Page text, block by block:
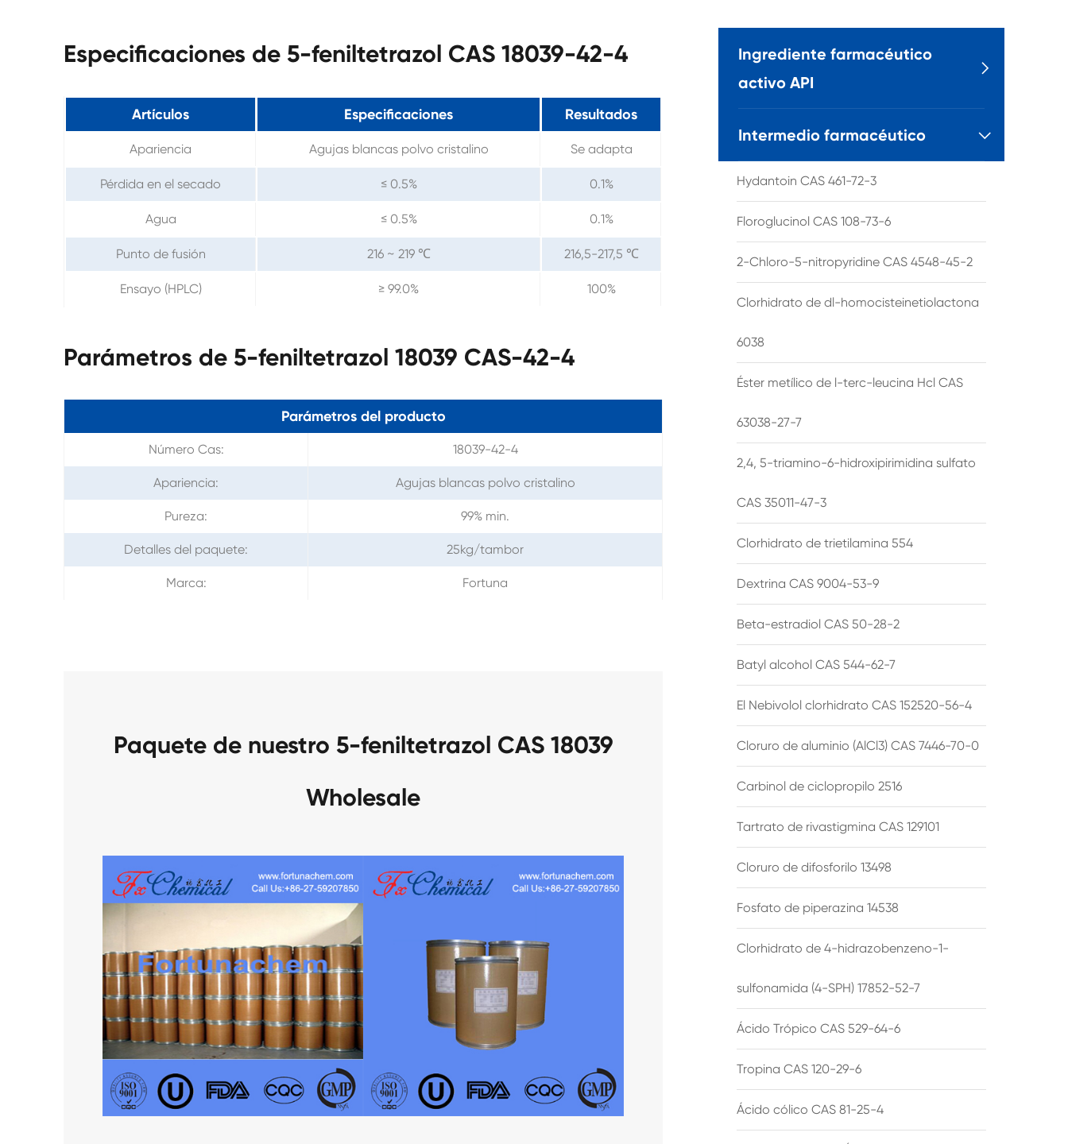
Especificaciones de 5-feniltetrazol CAS 18039-42-4
Artículos Especificaciones Resultados
Apariencia Agujas blancas polvo cristalino Se adapta
Pérdida en el secado ≤ 0.5% 0.1%
Agua ≤ 0.5% 0.1%
Punto de fusión 216 ~ 219 ℃ 216,5-217,5 ℃
Ensayo (HPLC) ≥ 99.0% 100%
Parámetros de 5-feniltetrazol 18039 CAS-42-4
Parámetros del producto
Número Cas: 18039-42-4
Apariencia: Agujas blancas polvo cristalino
Pureza: 99% min.
Detalles del paquete: 25kg/tambor
Marca: Fortuna
Paquete de nuestro 5-feniltetrazol CAS 18039
Wholesale
Ingrediente farmacéutico
activo API

Intermedio farmacéutico 
Hydantoin CAS 461-72-3
Floroglucinol CAS 108-73-6
2-Chloro-5-nitropyridine CAS 4548-45-2
Clorhidrato de dl-homocisteinetiolactona
6038
Éster metílico de l-terc-leucina Hcl CAS
63038-27-7
2,4, 5-triamino-6-hidroxipirimidina sulfato
CAS 35011-47-3
Clorhidrato de trietilamina 554
Dextrina CAS 9004-53-9
Beta-estradiol CAS 50-28-2
Batyl alcohol CAS 544-62-7
El Nebivolol clorhidrato CAS 152520-56-4
Cloruro de aluminio (AlCl3) CAS 7446-70-0
Carbinol de ciclopropilo 2516
Tartrato de rivastigmina CAS 129101
Cloruro de difosforilo 13498
Fosfato de piperazina 14538
Clorhidrato de 4-hidrazobenzeno-1-
sulfonamida (4-SPH) 17852-52-7
Ácido Trópico CAS 529-64-6
Tropina CAS 120-29-6
Ácido cólico CAS 81-25-4